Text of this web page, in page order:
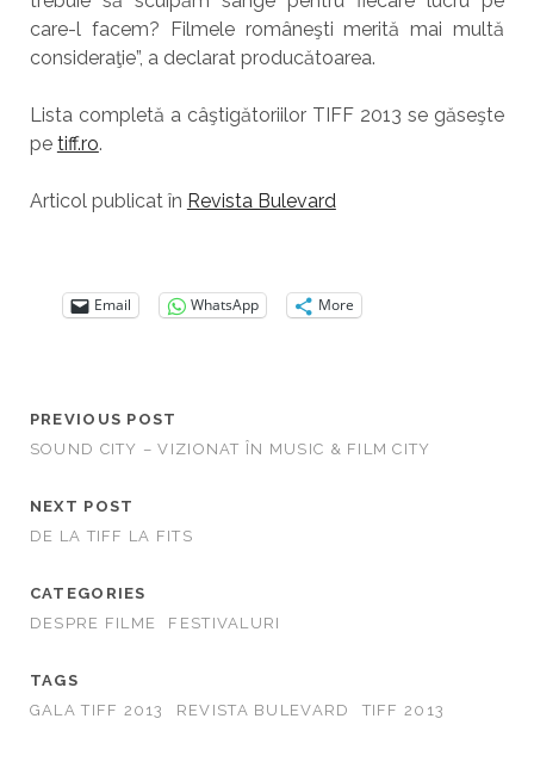
care-l facem? Filmele româneşti merită mai multă
consideraţie”, a declarat producătoarea.
Lista completă a câştigătoriilor TIFF 2013 se găseşte
pe tiff.ro.
Articol publicat în Revista Bulevard
Email WhatsApp More
PREVIOUS POST
SOUND CITY – VIZIONAT ÎN MUSIC & FILM CITY
NEXT POST
DE LA TIFF LA FITS
CATEGORIES
DESPRE FILME
FESTIVALURI
TAGS
GALA TIFF 2013
REVISTA BULEVARD TIFF 2013